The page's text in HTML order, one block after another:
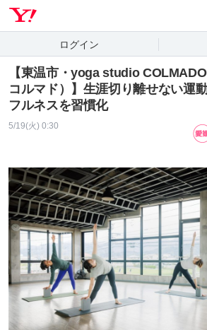
ログイン
【東温市・yoga studio
コルマド）】生涯切り離せない運
フルネスを習慣化
5/19(火) 0:30